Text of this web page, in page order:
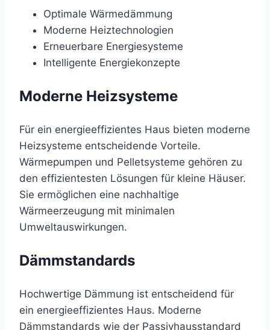
Optimale Wärmedämmung
Moderne Heiztechnologien
Erneuerbare Energiesysteme
Intelligente Energiekonzepte
Moderne Heizsysteme
Für ein energieeffizientes Haus bieten moderne
Heizsysteme entscheidende Vorteile.
Wärmepumpen und Pelletsysteme gehören zu
den effizientesten Lösungen für kleine Häuser.
Sie ermöglichen eine nachhaltige
Wärmeerzeugung mit minimalen
Umweltauswirkungen.
Dämmstandards
Hochwertige Dämmung ist entscheidend für
ein energieeffizientes Haus. Moderne
Dämmstandards wie der Passivhausstandard